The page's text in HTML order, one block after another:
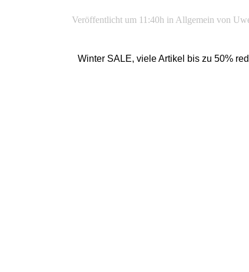
Veröffentlicht um 11:40h in Allgemein von
Winter SALE, viele Artikel bis zu 50%
Outfits von
Outfits von